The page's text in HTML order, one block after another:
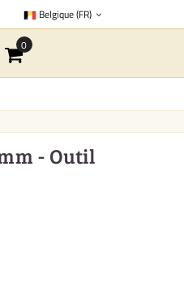
Belgique (FR)
- Outil